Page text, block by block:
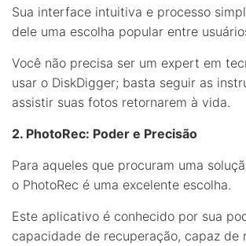
Sua interface intuitiva e processo
dele uma escolha popular entre
Você não precisa ser um expert em
usar o DiskDigger; basta seguir as
assistir suas fotos retornarem à vida.
2. PhotoRec: Poder e Precisão
Para aqueles que procuram uma
o PhotoRec é uma excelente escolha.
Este aplicativo é conhecido por sua
capacidade de recuperação, capaz de